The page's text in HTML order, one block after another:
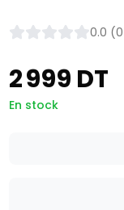
0.0
2 999 DT
En stock